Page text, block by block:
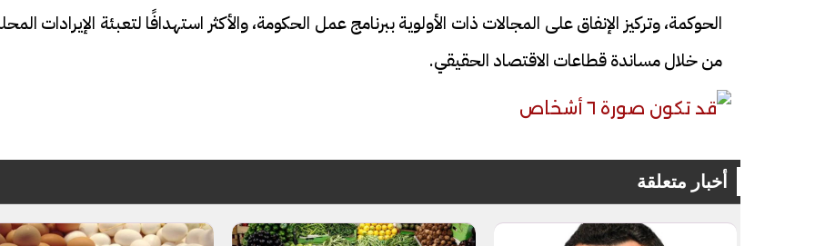
الحوكمة، وتركيز الإنفاق على المجالات ذات الأولوية ببرنامج عمل الحكومة، والأكثر استهدافًا لتعبئة الإيرادات
من خلال مساندة قطاعات الاقتصاد الحقيقي.
أخبار متعلقة
الأربعة بقرية السعدية في الفيوم
تحفة معمارية بتكلفة تجاوزت 20
عماد سائق التريلا مع والدته